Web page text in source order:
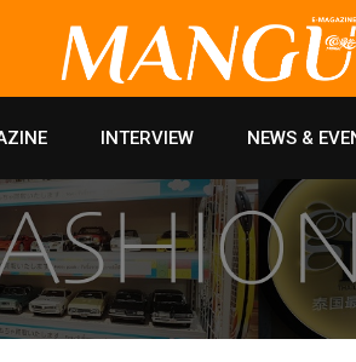
INTERVIEW NEWS &